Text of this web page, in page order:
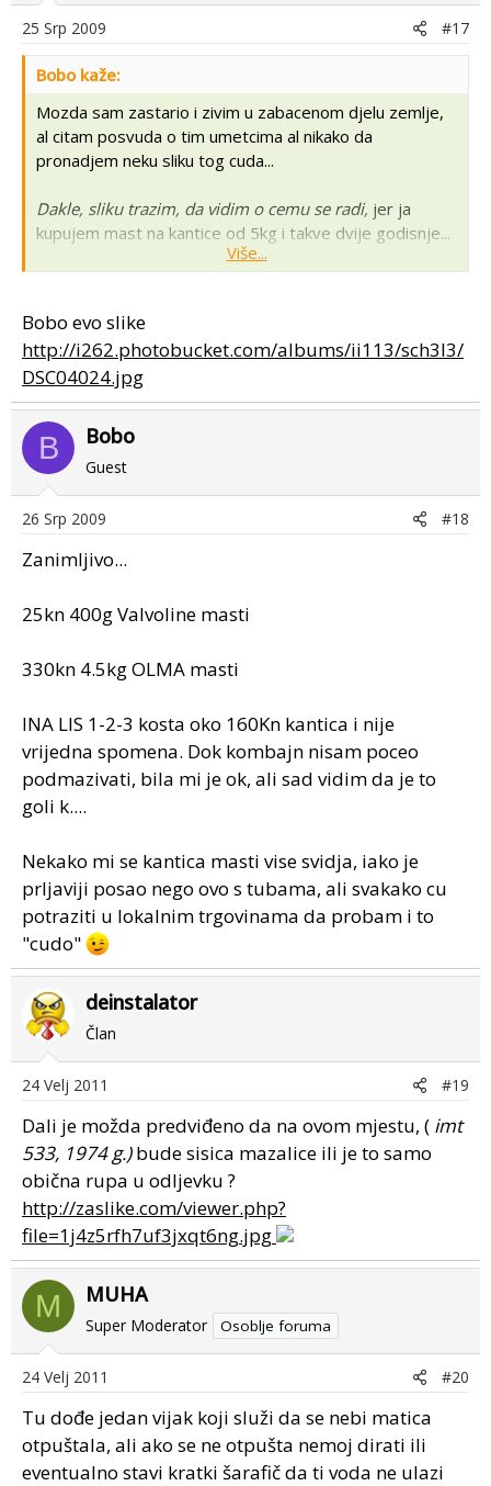
25 Srp 2009 #17
Bobo kaže:
Mozda sam zastario i zivim u zabacenom djelu zemlje,
al citam posvuda o tim umetcima al nikako da
pronadjem neku sliku tog cuda...
Dakle, sliku trazim, da vidim o cemu se radi, jer ja
kupujem mast na kantice od 5kg i takve dvije godisnje...
Više...
Bobo evo slike
http://i262.photobucket.com/albums/ii113/sch3l3/
DSC04024.jpg
B Bobo
Guest
26 Srp 2009 #18
Zanimljivo...
25kn 400g Valvoline masti
330kn 4.5kg OLMA masti
INA LIS 1-2-3 kosta oko 160Kn kantica i nije
vrijedna spomena. Dok kombajn nisam poceo
podmazivati, bila mi je ok, ali sad vidim da je to
goli k....
Nekako mi se kantica masti vise svidja, iako je
prljaviji posao nego ovo s tubama, ali svakako cu
potraziti u lokalnim trgovinama da probam i to
"cudo"
deinstalator
Član
24 Velj 2011 #19
Dali je možda predviđeno da na ovom mjestu, ( imt
533, 1974 g.)bude sisica mazalice ili je to samo
obična rupa u odljevku ?
http://zaslike.com/viewer.php?
file=1j4z5rfh7uf3jxqt6ng.jpg
M MUHA
Super Moderator Osoblje foruma
24 Velj 2011 #20
Tu dođe jedan vijak koji služi da se nebi matica
otpuštala, ali ako se ne otpušta nemoj dirati ili
eventualno stavi kratki šarafič da ti voda ne ulazi